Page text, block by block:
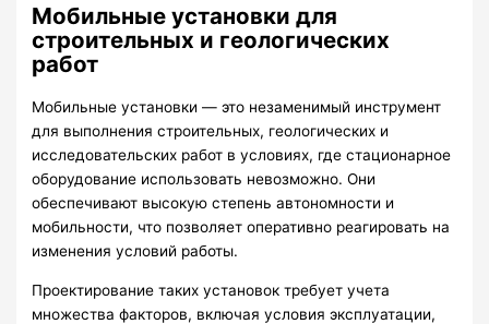
Мобильные установки для
строительных и геологических
работ
Мобильные установки — это незаменимый инструмент
для выполнения строительных, геологических и
исследовательских работ в условиях, где стационарное
оборудование использовать невозможно. Они
обеспечивают высокую степень автономности и
мобильности, что позволяет оперативно реагировать на
изменения условий работы.
Проектирование таких установок требует учета
множества факторов, включая условия эксплуатации,